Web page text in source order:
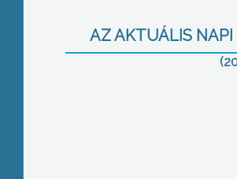
AZ AKTUÁLIS NAPI
Gyöngyösért” Roma –
Egyesület vezetőjével